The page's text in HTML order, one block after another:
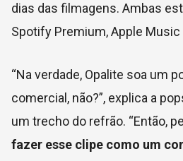
dias das filmagens. Ambas
Spotify Premium, Apple
“Na verdade, Opalite soa um
comercial, não?”, explica a
um trecho do refrão. “Então,
fazer esse clipe como um